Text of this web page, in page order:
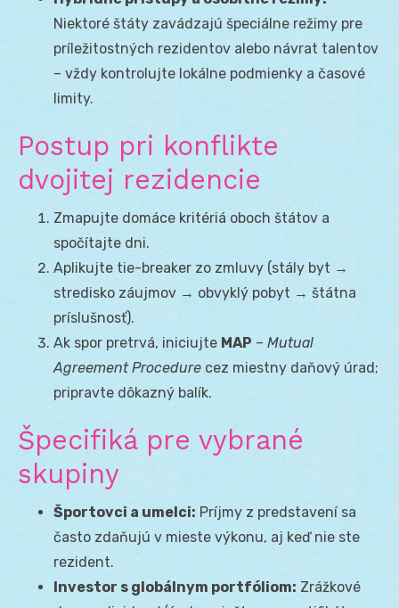
Niektoré štáty zavádzajú špeciálne režimy pre
príležitostných rezidentov alebo návrat talentov
– vždy kontrolujte lokálne podmienky a časové
limity.
Postup pri konflikte
dvojitej rezidencie
Zmapujte domáce kritériá oboch štátov a
spočítajte dni.
Aplikujte tie-breaker zo zmluvy (stály byt →
stredisko záujmov → obvyklý pobyt → štátna
príslušnosť).
Ak spor pretrvá, iniciujte MAP – Mutual
Agreement Procedure cez miestny daňový úrad;
pripravte dôkazný balík.
Špecifiká pre vybrané
skupiny
Športovci a umelci: Príjmy z predstavení sa
často zdaňujú v mieste výkonu, aj keď nie ste
rezident.
Investor s globálnym portfóliom: Zrážkové